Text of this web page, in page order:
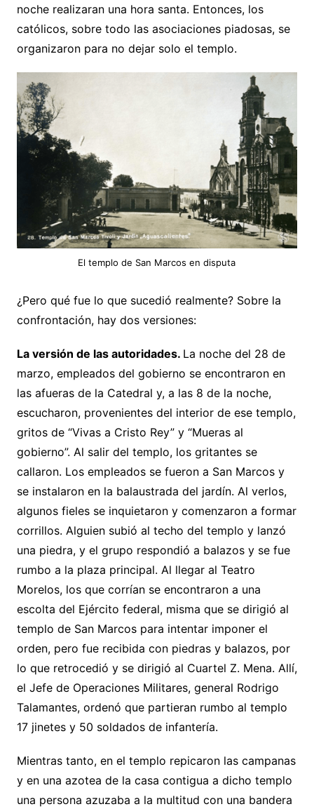
noche realizaran una hora santa. Entonces, los
católicos, sobre todo las asociaciones piadosas, se
organizaron para no dejar solo el templo.
El templo de San Marcos en disputa
¿Pero qué fue lo que sucedió realmente? Sobre la
confrontación, hay dos versiones:
La versión de las autoridades. La noche del 28 de
marzo, empleados del gobierno se encontraron en
las afueras de la Catedral y, a las 8 de la noche,
escucharon, provenientes del interior de ese templo,
gritos de “Vivas a Cristo Rey” y “Mueras al
gobierno”. Al salir del templo, los gritantes se
callaron. Los empleados se fueron a San Marcos y
se instalaron en la balaustrada del jardín. Al verlos,
algunos fieles se inquietaron y comenzaron a formar
corrillos. Alguien subió al techo del templo y lanzó
una piedra, y el grupo respondió a balazos y se fue
rumbo a la plaza principal. Al llegar al Teatro
Morelos, los que corrían se encontraron a una
escolta del Ejército federal, misma que se dirigió al
templo de San Marcos para intentar imponer el
orden, pero fue recibida con piedras y balazos, por
lo que retrocedió y se dirigió al Cuartel Z. Mena. Allí,
el Jefe de Operaciones Militares, general Rodrigo
Talamantes, ordenó que partieran rumbo al templo
17 jinetes y 50 soldados de infantería.
Mientras tanto, en el templo repicaron las campanas
y en una azotea de la casa contigua a dicho templo
una persona azuzaba a la multitud con una bandera